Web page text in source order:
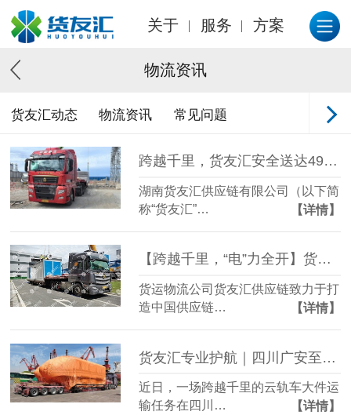
关于 服务 方案
物流资讯
货友汇动态 物流资讯 常见问题
跨越千里，货友汇安全送达49.5吨箱体设备至新疆哈密
湖南货友汇供应链有限公司（以下简
称“货友汇”…
【详情】
【跨越千里，“电”力全开】货友汇助力益阳至南京变压器安全之旅
货运物流公司货友汇供应链致力于打
造中国供应链…
【详情】
货友汇专业护航｜四川广安至张家港云轨车大件运输圆满完成！
近日，一场跨越千里的云轨车大件运
输任务在四川…
【详情】